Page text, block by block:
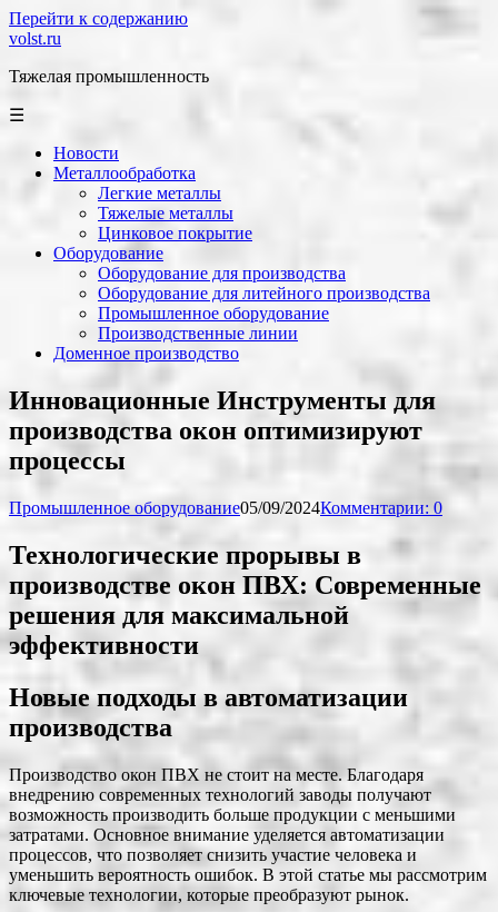
Перейти к содержанию
volst.ru
Тяжелая промышленность
☰
Новости
Металлообработка
Легкие металлы
Тяжелые металлы
Цинковое покрытие
Оборудование
Оборудование для производства
Оборудование для литейного производства
Промышленное оборудование
Производственные линии
Доменное производство
Инновационные Инструменты для
производства окон оптимизируют
процессы
Промышленное оборудование05/09/2024Комментарии: 0
Технологические прорывы в
производстве окон ПВХ: Современные
решения для максимальной
эффективности
Новые подходы в автоматизации
производства
Производство окон ПВХ не стоит на месте. Благодаря
внедрению современных технологий заводы получают
возможность производить больше продукции с меньшими
затратами. Основное внимание уделяется автоматизации
процессов, что позволяет снизить участие человека и
уменьшить вероятность ошибок. В этой статье мы рассмотрим
ключевые технологии, которые преобразуют рынок.